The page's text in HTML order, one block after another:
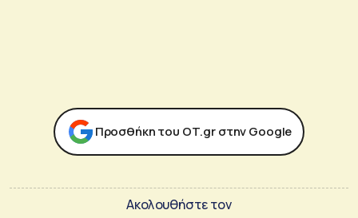
Προσθήκη του ΟΤ.gr στην Google
Ακολουθήστε τον